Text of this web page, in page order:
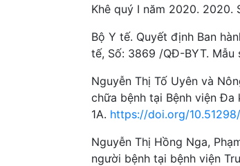
Khê quý I năm 2020. 2020.
Bộ Y tế. Quyết định Ban
tế, Số: 3869 /QĐ-BYT. Mẫu
Nguyễn Thị Tố Uyên và
chữa bệnh tại Bệnh viện
1A. https://doi.org/
Nguyễn Thị Hồng Nga,
người bệnh tại bệnh viện